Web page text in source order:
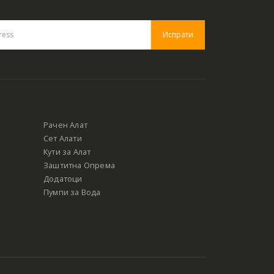
Рачен Алат
Сет Алати
Кути за Алат
Заштитна Опрема
Додатоци
Пумпи за Вода